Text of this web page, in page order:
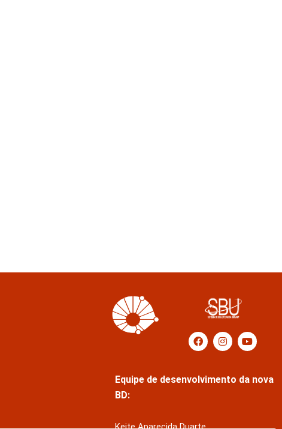
Equipe de desenvolvimento da nova
BD:
Keite Aparecida Duarte